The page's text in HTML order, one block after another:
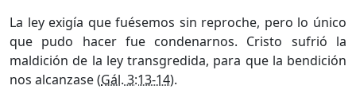
La ley exigía que fuésemos sin reproche, pero lo único
que pudo hacer fue condenarnos. Cristo sufrió la
maldición de la ley transgredida, para que la bendición
nos alcanzase (Gál. 3:13-14).